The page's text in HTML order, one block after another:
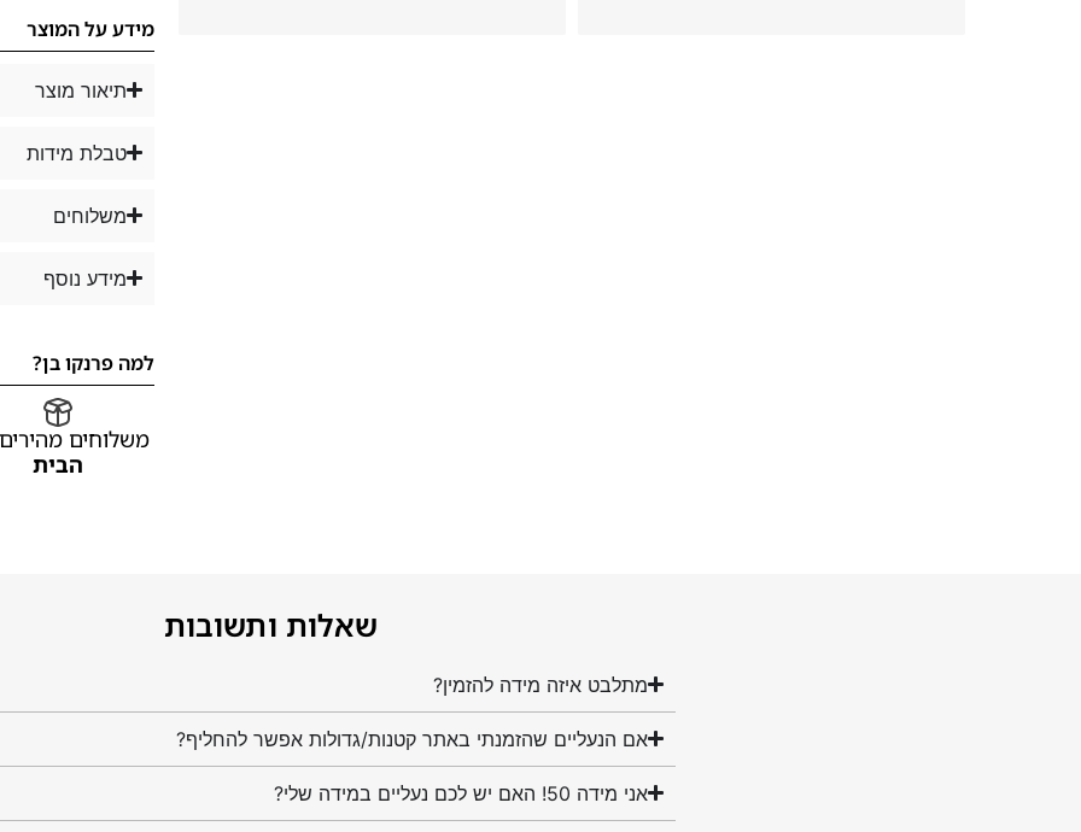
מידע על המוצר
תיאור מוצר
טבלת מידות
משלוחים
מידע נוסף
למה פרנקו בן?
משלוחים
הבית
שאלות ותשובות
מתלבט איזה מידה להזמין?
אם הנעליים שהזמנתי באתר קטנות/גדולות אפשר להחליף?
אני מידה 50! האם יש לכם נעליים במידה שלי?